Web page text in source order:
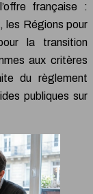
française :
les Régions pour
la transition
aux critères
du règlement
publiques sur